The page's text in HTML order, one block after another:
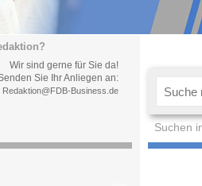
Wir sind gerne für Sie da!
Sie Ihr Anliegen an:
Redaktion@FDB-Business.de
Suchen